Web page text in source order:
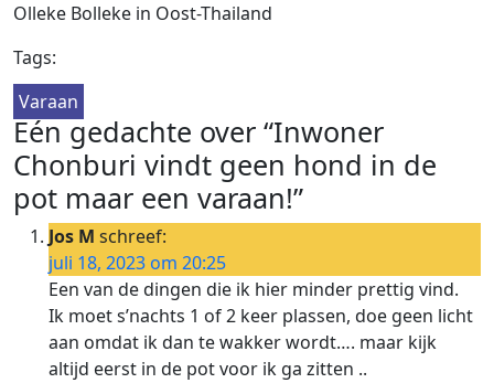
Olleke Bolleke in Oost-Thailand
Tags:
Varaan
Eén gedachte over “Inwoner
Chonburi vindt geen hond in de
pot maar een varaan!”
Jos M schreef:
juli 18, 2023 om 20:25
Een van de dingen die ik hier minder prettig vind.
Ik moet s’nachts 1 of 2 keer plassen, doe geen licht
aan omdat ik dan te wakker wordt…. maar kijk
altijd eerst in de pot voor ik ga zitten ..